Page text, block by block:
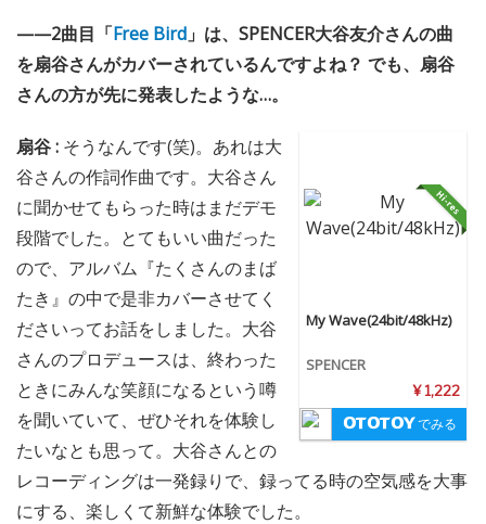
——2曲目「Free Bird 」は、SPENCER大谷友介さんの曲
を扇谷さんがカバーされているんですよね？ でも、扇谷
さんの方が先に発表したような…。
My Wave(24bit/48kHz)
SPENCER
¥ 1,222
でみる
扇谷 : そうなんです(笑)。あれは大
谷さんの作詞作曲です。大谷さん
に聞かせてもらった時はまだデモ
段階でした。とてもいい曲だった
ので、アルバム『たくさんのまば
たき』の中で是非カバーさせてく
ださいってお話をしました。大谷
さんのプロデュースは、終わった
ときにみんな笑顔になるという噂
を聞いていて、ぜひそれを体験し
たいなとも思って。大谷さんとの
レコーディングは一発録りで、録ってる時の空気感を大事
にする、楽しくて新鮮な体験でした。